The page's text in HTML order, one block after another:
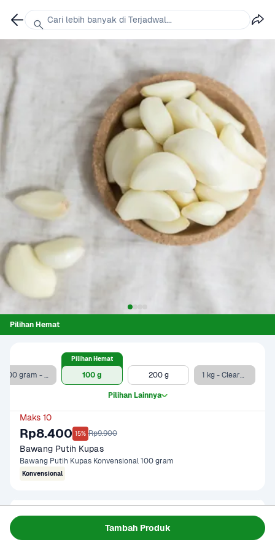
Tambah Produk
Pilihan Hemat
200 gram - Clearance Sale 100 g
Pilihan Hemat
200 g 1 kg - Clearance Sale
Pilihan Lainnya
Maks 10
Rp8.400 15% Rp9.900
Bawang Putih Kupas
Bawang Putih Kupas Konvensional 100 gram
Konvensional
Gagal memuat data
Coba Lagi
Cari lebih banyak di Terjadwal...